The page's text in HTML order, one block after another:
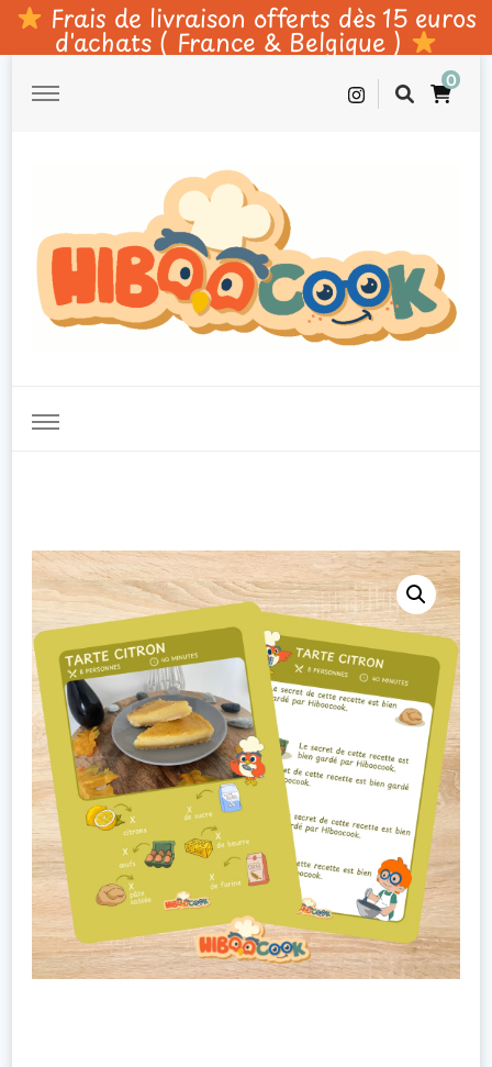
Frais de livraison offerts dès 15 euros
d'achats ( France & Belgique )
0